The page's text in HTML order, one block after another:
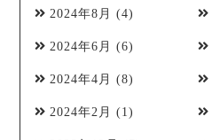
2024年8月 (4)
2024年6月 (6)
2024年4月 (8)
2024年2月 (1)